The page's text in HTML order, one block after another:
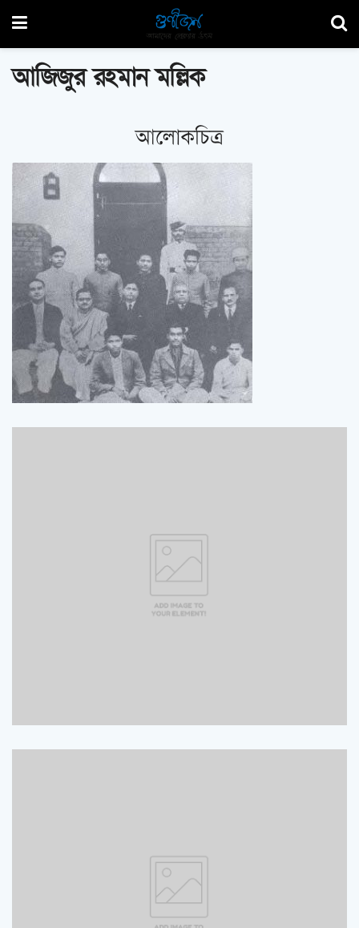
আজিজুর রহমান মল্লিক
আলোকচিত্র